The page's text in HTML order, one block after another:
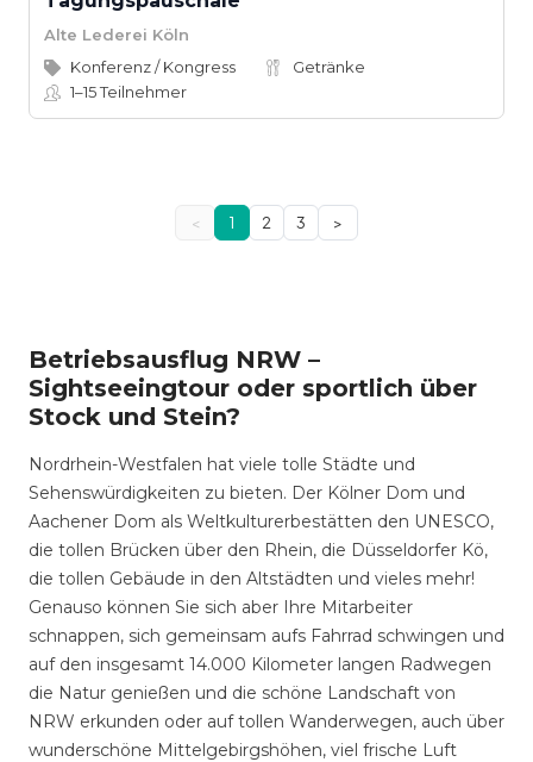
Alte Lederei Köln
Konferenz / Kongress
Getränke
1–15Teilnehmer
< 1 2 3 >
Betriebsausflug NRW –
Sightseeingtour oder sportlich über
Stock und Stein?
Nordrhein-Westfalen hat viele tolle Städte und
Sehenswürdigkeiten zu bieten. Der Kölner Dom und
Aachener Dom als Weltkulturerbestätten den UNESCO,
die tollen Brücken über den Rhein, die Düsseldorfer Kö,
die tollen Gebäude in den Altstädten und vieles mehr!
Genauso können Sie sich aber Ihre Mitarbeiter
schnappen, sich gemeinsam aufs Fahrrad schwingen und
auf den insgesamt 14.000 Kilometer langen Radwegen
die Natur genießen und die schöne Landschaft von
NRW erkunden oder auf tollen Wanderwegen, auch über
wunderschöne Mittelgebirgshöhen, viel frische Luft